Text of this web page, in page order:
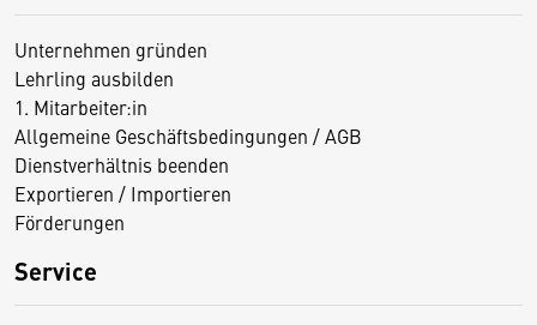
Unternehmen gründen
Lehrling ausbilden
1. Mitarbeiter:in
Allgemeine Geschäftsbedingungen / AGB
Dienstverhältnis beenden
Exportieren / Importieren
Förderungen
Service